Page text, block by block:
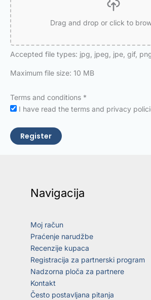
Drag and drop or click to
Accepted file types: jpg, jpeg, jpe, gif,
Maximum file size: 10 MB
Terms and conditions *
I have read the terms and privacy
Register
Navigacija
Moj račun
Praćenje narudžbe
Recenzije kupaca
Registracija za partnerski program
Nadzorna ploča za partnere
Kontakt
Često postavljana pitanja